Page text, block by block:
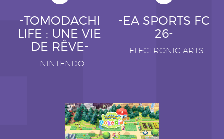
-TOMODACHI
LIFE : UNE VIE
DE RÊVE-
- NINTENDO
-EA SPORTS FC
26-
- ELECTRONIC ARTS